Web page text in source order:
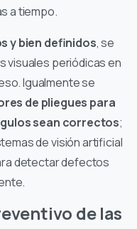
a tiempo.
y bien definidos, se
visuales periódicas en
Igualmente se
de pliegues para
sean correctos;
de visión artificial
detectar defectos
de las